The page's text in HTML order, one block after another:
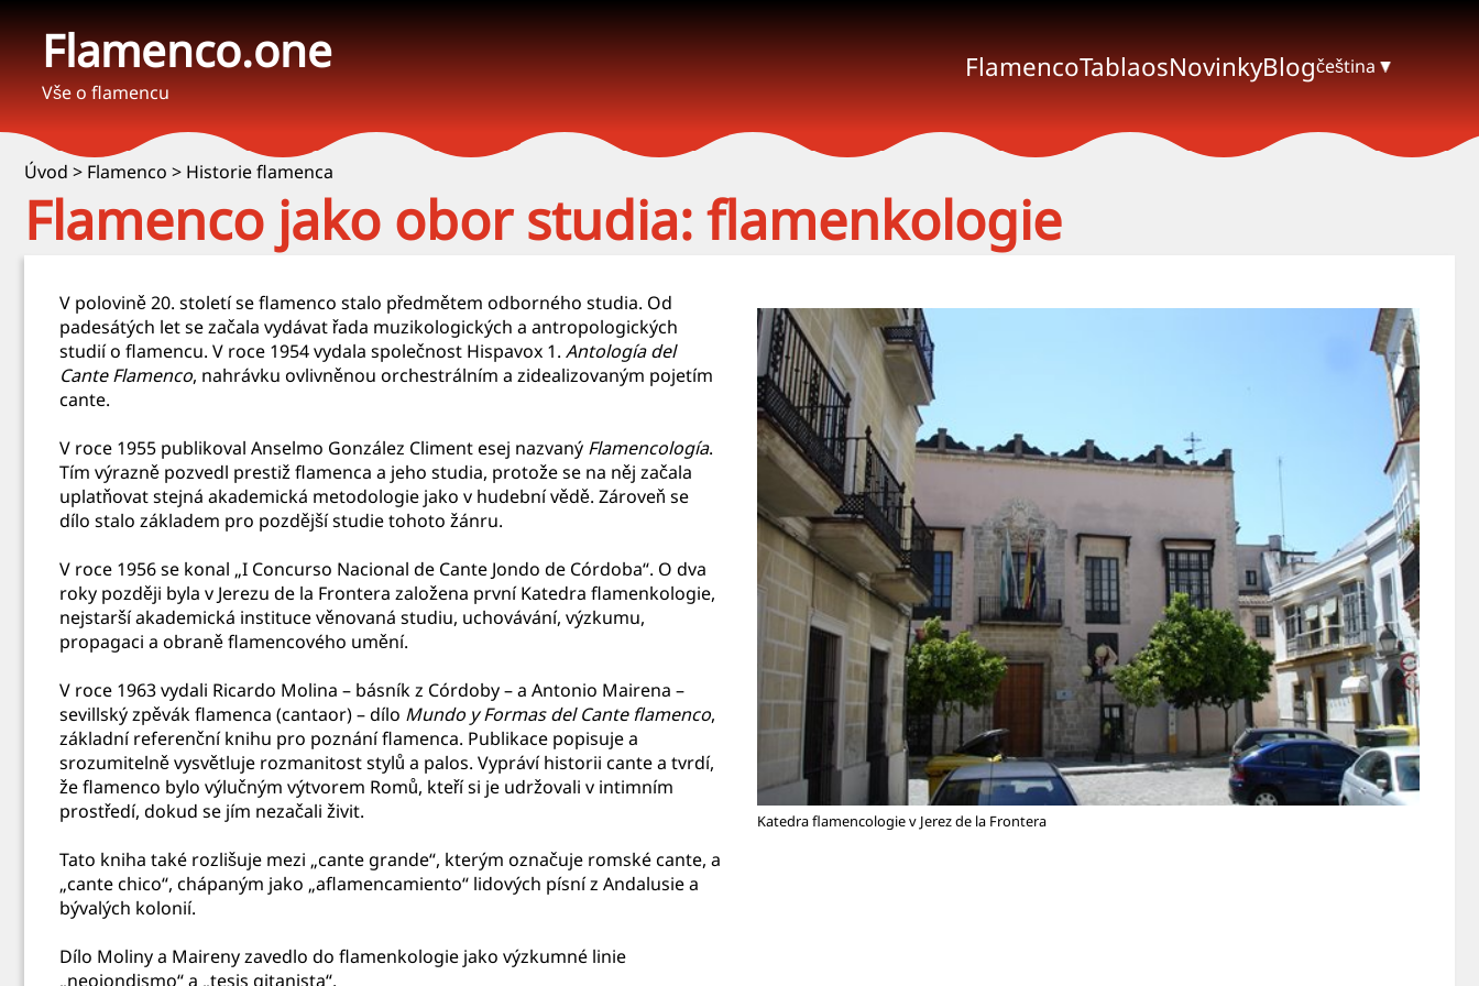
Flamenco.one
Vše o flamencu
FlamencoTablaosNovinkyBlogčeština
Úvod > Flamenco > Historie flamenca
Flamenco jako obor studia: flamenkologie
V polovině 20. století se flamenco stalo předmětem odborného studia. Od
padesátých let se začala vydávat řada muzikologických a antropologických
studií o flamencu. V roce 1954 vydala společnost Hispavox 1. Antología del
Cante Flamenco, nahrávku ovlivněnou orchestrálním a zidealizovaným pojetím
cante.
V roce 1955 publikoval Anselmo González Climent esej nazvaný Flamencología.
Tím výrazně pozvedl prestiž flamenca a jeho studia, protože se na něj začala
uplatňovat stejná akademická metodologie jako v hudební vědě. Zároveň se
dílo stalo základem pro pozdější studie tohoto žánru.
V roce 1956 se konal „I Concurso Nacional de Cante Jondo de Córdoba“. O dva
roky později byla v Jerezu de la Frontera založena první Katedra flamenkologie,
nejstarší akademická instituce věnovaná studiu, uchovávání, výzkumu,
propagaci a obraně flamencového umění.
V roce 1963 vydali Ricardo Molina – básník z Córdoby – a Antonio Mairena –
sevillský zpěvák flamenca (cantaor) – dílo Mundo y Formas del Cante flamenco,
základní referenční knihu pro poznání flamenca. Publikace popisuje a
srozumitelně vysvětluje rozmanitost stylů a palos. Vypráví historii cante a tvrdí,
že flamenco bylo výlučným výtvorem Romů, kteří si je udržovali v intimním
prostředí, dokud se jím nezačali živit.
Tato kniha také rozlišuje mezi „cante grande“, kterým označuje romské cante, a
„cante chico“, chápaným jako „aflamencamiento“ lidových písní z Andalusie a
bývalých kolonií.
Dílo Moliny a Maireny zavedlo do flamenkologie jako výzkumné linie
„neojondismo“ a „tesis gitanista“.
Katedra flamencologie v Jerez de la Frontera